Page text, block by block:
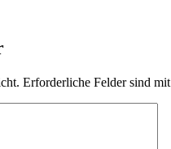
Erforderliche Felder sind mit